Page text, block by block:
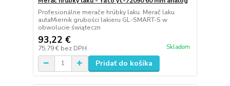
Profesionálne merače hrúbky laku. Merač laku
autaMiernik grubości lakieru GL-SMART-S w
obwolucie świąteczn
93,22 €
75,79 € bez DPH Skladom
Pridať do košíka